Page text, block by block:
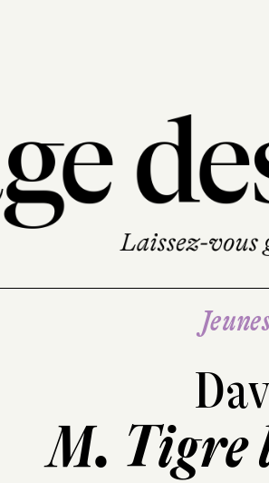
M. Tigre